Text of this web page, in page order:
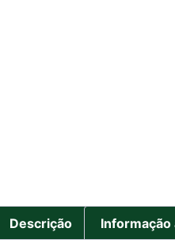
Descrição Informação